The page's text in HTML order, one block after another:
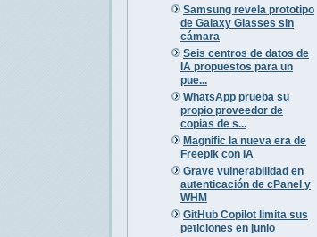
Samsung revela prototipo
de Galaxy Glasses sin
cámara
Seis centros de datos de
IA propuestos para un
pue...
WhatsApp prueba su
propio proveedor de
copias de s...
Magnific la nueva era de
Freepik con IA
Grave vulnerabilidad en
autenticación de cPanel y
WHM
GitHub Copilot limita sus
peticiones en junio